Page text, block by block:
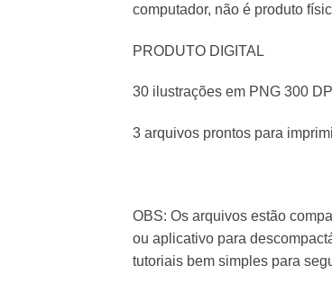
computador, não é produto
PRODUTO DIGITAL
30 ilustrações em PNG 300 DPI
3 arquivos prontos para
OBS: Os arquivos estão
ou aplicativo para
tutoriais bem simples para